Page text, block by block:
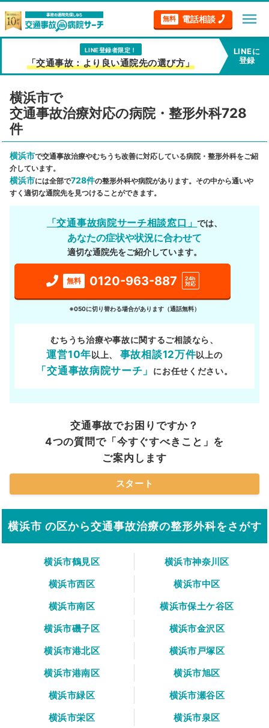
無料 電話相談 menu
LINE登録者限定！
「交通事故：より良い通院先の選び方」
LINEに
登録
横浜市で
交通事故治療対応の病院・整形外科728
件
横浜市で交通事故治療やむちうち改善に対応している病院・整形外科をご紹
介しています。
横浜市には全部で728件の整形外科や病院があります。その中から通いや
すく適切な通院先を見つけることができます。
「交通事故病院サーチ相談窓口」では、
あなたの症状や状況に合わせて
適切な通院先をご紹介しています。
無料 0120-963-887
24h
対応
※050に切り替わる場合があります（通話無料）
むちうち治療や事故に関するご相談なら、
運営10年以上、 事故相談12万件以上の
「交通事故病院サーチ」 にお任せください。
交通事故でお困りですか？
4つの質問で「今すぐすべきこと」を
ご案内します
スタート
横浜市 の区から交通事故治療の整形外科をさがす
横浜市鶴見区
横浜市神奈川区
横浜市西区
横浜市中区
横浜市南区
横浜市保土ケ谷区
横浜市磯子区
横浜市金沢区
横浜市港北区
横浜市戸塚区
横浜市港南区
横浜市旭区
横浜市緑区
横浜市瀬谷区
横浜市栄区
横浜市泉区